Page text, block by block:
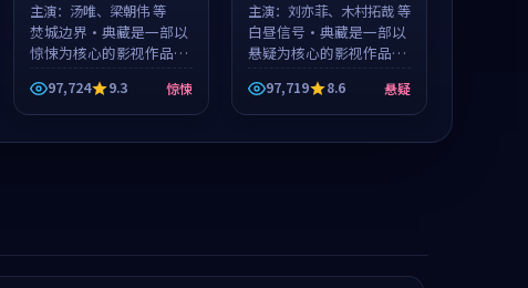
主演： 汤唯、梁朝伟 等
焚城边界·典藏是一部以
惊悚为核心的影视作品，
围绕危机、反转与人物成
长展开，整体节奏紧凑，
值得推荐观看。
97,724 9.3 惊悚
主演： 刘亦菲、木村拓哉 等
白昼信号·典藏是一部以
悬疑为核心的影视作品，
围绕危机、反转与人物成
长展开，整体节奏紧凑，
值得推荐观看。
97,719 8.6 悬疑